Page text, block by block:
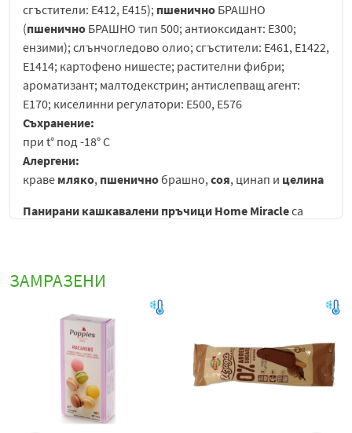
сгъстители: Е412, Е415); пшенично БРАШНО
(пшенично БРАШНО тип 500; антиоксидант: Е300;
ензими); слънчогледово олио; сгъстители: Е461, Е1422,
Е1414; картофено нишесте; растителни фибри;
ароматизант; малтодекстрин; антислепващ агент:
Е170; киселинни регулатори: Е500, Е576
Съхранение:
при t° под -18° C
Алергени:
краве мляко, пшеничнобрашно,соя, цинап и целина
Панирани кашкавалени пръчици Home Miracleса
на качествен кашкавал с хрупкавата текстура на
панировката, която придава изразителен аромат и
приятно усещане при всяка хапка. Резултатът е
перфектен контраст между мекотата на вътрешността
и леко хрупкавата обвивка, която се топи в устата и
доставя истинско удоволствие на небцето.
Продуктът е внимателно изработен, така че всяка
ЗАМРАЗЕНИ